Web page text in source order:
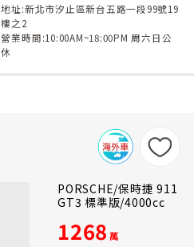
地址:新北市汐止區新台五路一段99號19
樓之2
營業時間:10:00AM~18:00PM 周六日公
休
PORSCHE/保時捷 911
GT3 標準版/4000cc
1268 萬